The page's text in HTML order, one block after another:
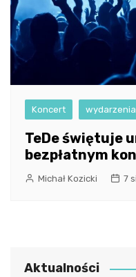
Koncert wydarzenia
TeDe świętuje
bezpłatnym
Michał Kozicki 7
Aktualności